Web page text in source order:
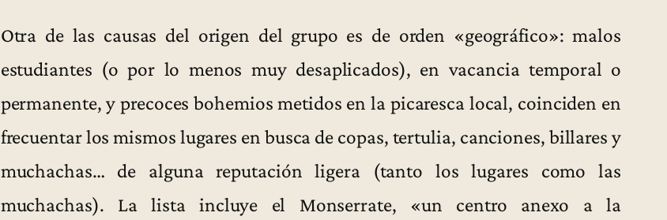
Otra de las causas del origen del grupo es de orden «geográfico»: malos
estudiantes (o por lo menos muy desaplicados), en vacancia temporal o
permanente, y precoces bohemios metidos en la picaresca local, coinciden en
frecuentar los mismos lugares en busca de copas, tertulia, canciones, billares y
muchachas… de alguna reputación ligera (tanto los lugares como las
muchachas). La lista incluye el Monserrate, «un centro anexo a la